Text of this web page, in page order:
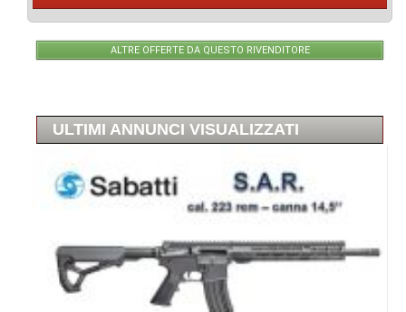
ALTRE OFFERTE DA QUESTO RIVENDITORE
ULTIMI ANNUNCI VISUALIZZATI